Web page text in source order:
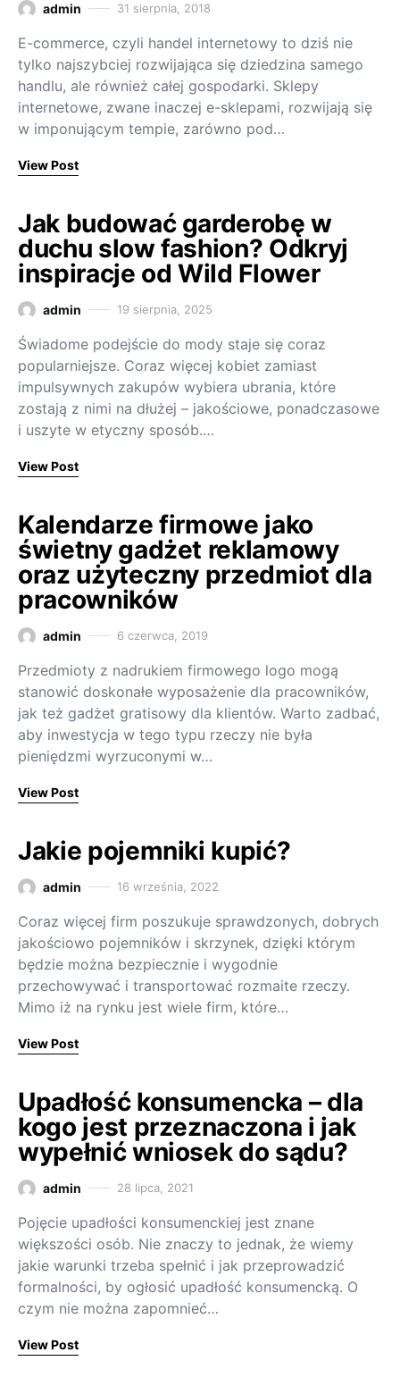
admin 31 sierpnia, 2018
E-commerce, czyli handel internetowy to dziś nie
tylko najszybciej rozwijająca się dziedzina samego
handlu, ale również całej gospodarki. Sklepy
internetowe, zwane inaczej e-sklepami, rozwijają się
w imponującym tempie, zarówno pod…
View Post
Jak budować garderobę w
duchu slow fashion? Odkryj
inspiracje od Wild Flower
admin 19 sierpnia, 2025
Świadome podejście do mody staje się coraz
popularniejsze. Coraz więcej kobiet zamiast
impulsywnych zakupów wybiera ubrania, które
zostają z nimi na dłużej – jakościowe, ponadczasowe
i uszyte w etyczny sposób.…
View Post
Kalendarze firmowe jako
świetny gadżet reklamowy
oraz użyteczny przedmiot dla
pracowników
admin 6 czerwca, 2019
Przedmioty z nadrukiem firmowego logo mogą
stanowić doskonałe wyposażenie dla pracowników,
jak też gadżet gratisowy dla klientów. Warto zadbać,
aby inwestycja w tego typu rzeczy nie była
pieniędzmi wyrzuconymi w…
View Post
Jakie pojemniki kupić?
admin 16 września, 2022
Coraz więcej firm poszukuje sprawdzonych, dobrych
jakościowo pojemników i skrzynek, dzięki którym
będzie można bezpiecznie i wygodnie
przechowywać i transportować rozmaite rzeczy.
Mimo iż na rynku jest wiele firm, które…
View Post
Upadłość konsumencka – dla
kogo jest przeznaczona i jak
wypełnić wniosek do sądu?
admin 28 lipca, 2021
Pojęcie upadłości konsumenckiej jest znane
większości osób. Nie znaczy to jednak, że wiemy
jakie warunki trzeba spełnić i jak przeprowadzić
formalności, by ogłosić upadłość konsumencką. O
czym nie można zapomnieć…
View Post